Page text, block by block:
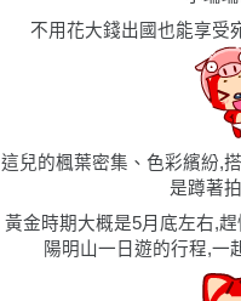
不用花大錢出國也能享受
這兒的楓葉密集、色彩繽紛,
是蹲著
黃金時期大概是5月底左右,
陽明山一日遊的行程,一